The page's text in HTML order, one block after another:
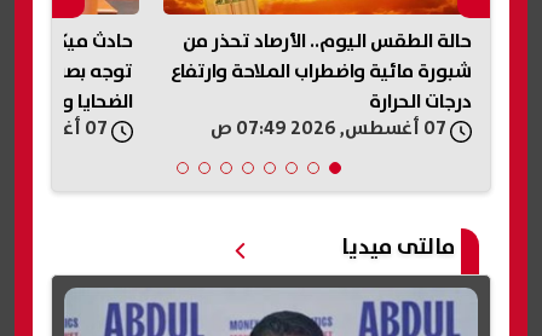
حالة الطقس اليوم.. الأرصاد تحذر من
شبورة مائية واضطراب الملاحة وارتفاع
درجات الحرارة
حادث ميكروباص
توجه بصرف
الضحايا
مالتى ميديا